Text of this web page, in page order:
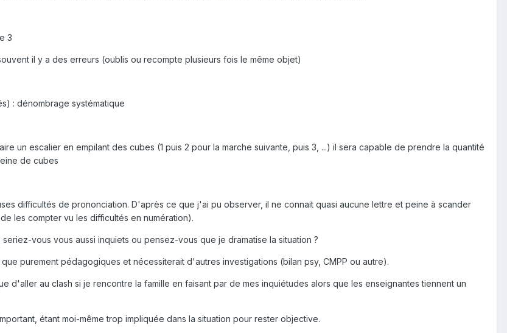
3
il y a des erreurs (oublis ou recompte plusieurs fois le même objet)
: dénombrage systématique
un escalier en empilant des cubes (1 puis 2 pour la marche suivante, puis 3, ...) il sera capable de prendre la quantité
de cubes
difficultés de prononciation. D'après ce que j'ai pu observer, il ne connait quasi aucune lettre et peine à scander
les compter vu les difficultés en numération).
vous vous aussi inquiets ou pensez-vous que je dramatise la situation ?
purement pédagogiques et nécessiterait d'autres investigations (bilan psy, CMPP ou autre).
d'aller au clash si je rencontre la famille en faisant par de mes inquiétudes alors que les enseignantes tiennent un
étant moi-même trop impliquée dans la situation pour rester objective.